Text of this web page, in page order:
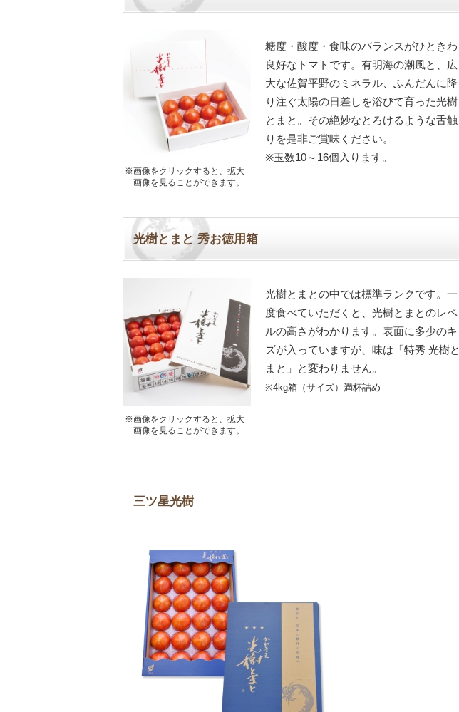
※画像をクリックすると、拡大
画像を見ることができます。
糖度・酸度・食味のバランスがひときわ
良好なトマトです。有明海の潮風と、広
大な佐賀平野のミネラル、ふんだんに降
り注ぐ太陽の日差しを浴びて育った光樹
とまと。その絶妙なとろけるような舌触
りを是非ご賞味ください。
※玉数10～16個入ります。
光樹とまと 秀お徳用箱
※画像をクリックすると、拡大
画像を見ることができます。
光樹とまとの中では標準ランクです。一
度食べていただくと、光樹とまとのレベ
ルの高さがわかります。表面に多少のキ
ズが入っていますが、味は「特秀 光樹と
まと」と変わりません。
※4kg箱（サイズ）満杯詰め
三ツ星光樹